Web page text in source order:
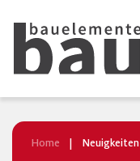
Home Neuigkeiten